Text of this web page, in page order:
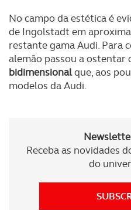
No campo da estética é
de Ingolstadt em
restante gama Audi. Para
alemão passou a ostentar
bidimensionalque, aos
modelos da Audi.
Receba as novidades
do